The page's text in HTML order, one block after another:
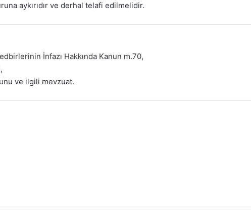
aykırıdır ve derhal telafi edilmelidir.
İnfazı Hakkında Kanun m.70,
ve ilgili mevzuat.